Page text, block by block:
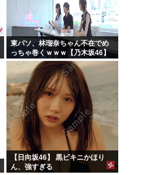
東パソ、林瑠奈ちゃん不在でめ
っちゃ巻くｗｗｗ【乃木坂46】
【日向坂46】 黒ビキニかほり
ん、強すぎる